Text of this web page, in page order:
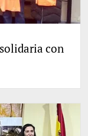
con